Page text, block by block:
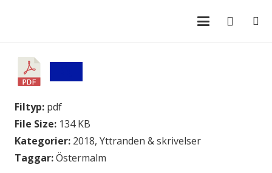
Filtyp: pdf
File Size: 134 KB
Kategorier: 2018, Yttranden & skrivelser
Taggar:Östermalm